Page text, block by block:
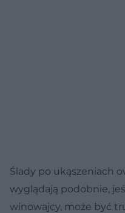
Ślady po ukąszeniach
wyglądają podobnie,
winowajcy, może być